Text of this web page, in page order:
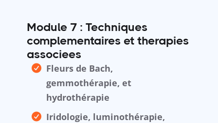
Module 7 : Techniques
complementaires et therapies
associees
Fleurs de Bach,
gemmothérapie, et
hydrothérapie
Iridologie, luminothérapie,